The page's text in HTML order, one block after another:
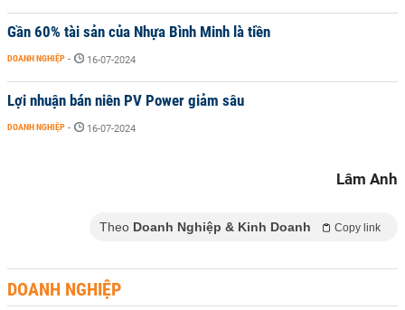
Gần 60% tài sản của Nhựa Bình Minh là tiền
DOANH NGHIỆP - 16-07-2024
Lợi nhuận bán niên PV Power giảm sâu
DOANH NGHIỆP - 16-07-2024
Lâm Anh
Theo Doanh Nghiệp & Kinh Doanh Copy link
DOANH NGHIỆP